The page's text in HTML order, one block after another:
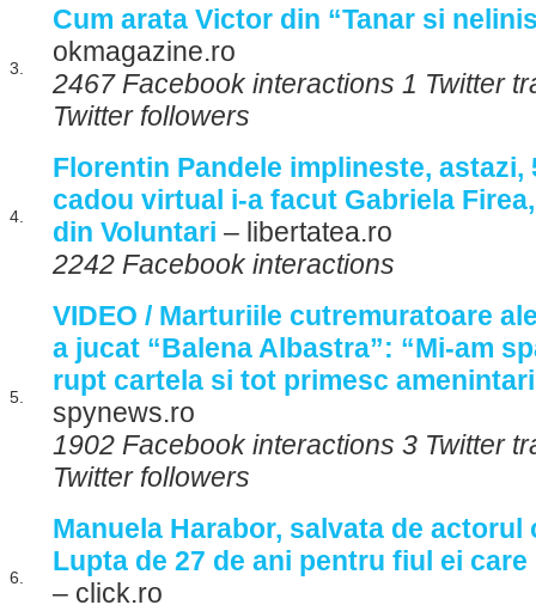
3.
Cum arata Victor din “Tanar si
okmagazine.ro
2467 Facebook interactions 1 Twitter
Twitter followers
4.
Florentin Pandele implineste, astazi,
cadou virtual i-a facut Gabriela
din Voluntari – libertatea.ro
2242 Facebook interactions
5.
VIDEO / Marturiile cutremuratoare
a jucat “Balena Albastra”: “Mi-am
rupt cartela si tot primesc
spynews.ro
1902 Facebook interactions 3 Twitter
Twitter followers
6.
Manuela Harabor, salvata de actorul
Lupta de 27 de ani pentru fiul ei
– click.ro